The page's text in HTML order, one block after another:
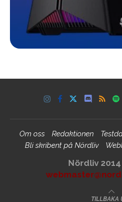
Om oss Redaktionen
Bli skribent på Nördliv
Nördliv
TILLBAKA